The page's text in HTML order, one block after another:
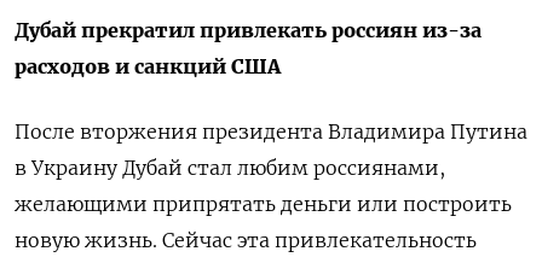
Дубай прекратил привлекать россиян из-за
расходов и санкций США
После вторжения президента Владимира Путина
в Украину Дубай стал любим россиянами,
желающими припрятать деньги или построить
новую жизнь. Сейчас эта привлекательность